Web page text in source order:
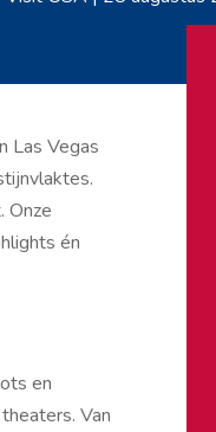
Las Vegas
Onze
én
en
Van